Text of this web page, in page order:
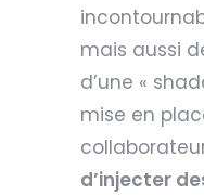
mais aussi
d’une «
mise en
d’injecter